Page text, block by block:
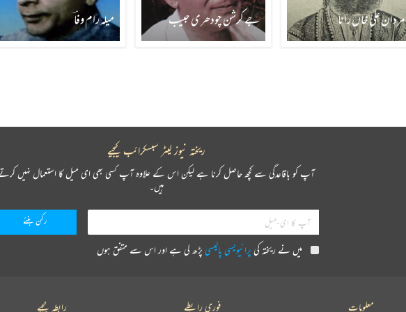
مردان علی خاں رانا جے کرشن چودھری حبیب میلہ رام وفاؔ
ریختہ نیوز لیٹر سبسکرائب کیجیے
آپ کو باقاعدگی سے کچھ حاصل کرنا ہے لیکن اس کے علاوہ آپ کسی بھی ای میل کا استعمال نہیں
ہیں۔
میں نے ریختہ کیپرائیویسی پالیسیپڑھ لی ہے اور اس سے متفق ہوں
فوری رابطے معلومات رابطہ کیجیے